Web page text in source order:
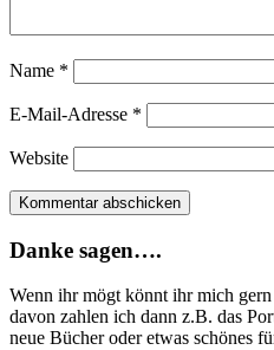
Name *
E-Mail-Adresse *
Website
Danke sagen….
Wenn ihr mögt könnt ihr mich
davon zahlen ich dann z.B. das
neue Bücher oder etwas schönes